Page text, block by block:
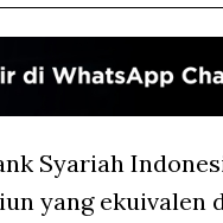
Syariah
yang ekuivalen